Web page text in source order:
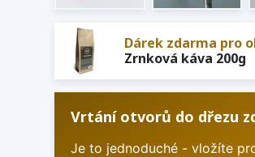
Dárek zdarma pro
Zrnková káva 200g
Vrtání otvorů do dřezu
Je to jednoduché - vložíte